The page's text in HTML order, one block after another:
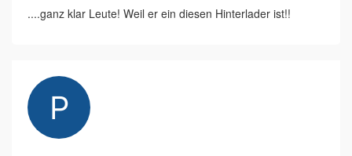
....ganz klar Leute! Weil er ein diesen Hinterlader ist!!